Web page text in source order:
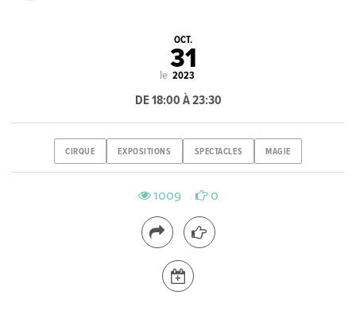
le
OCT.
31
2023
DE 18:00 À 23:30
CIRQUE EXPOSITIONS SPECTACLES MAGIE
1009 0